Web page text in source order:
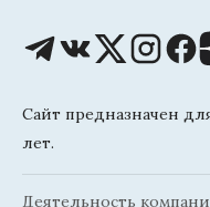
Сайт предназначен
лет.
Деятельность